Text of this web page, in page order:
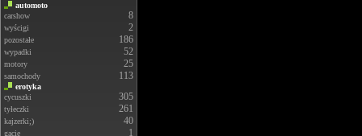
automoto
carshow
8
wyścigi 2
pozostałe 186
wypadki 52
motory 25
samochody 113
erotyka
cycuszki
305
tyłeczki 261
kajzerki;) 40
gacie 1